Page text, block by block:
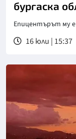
бургаска
Епицентърът му е
16 юли | 15:37